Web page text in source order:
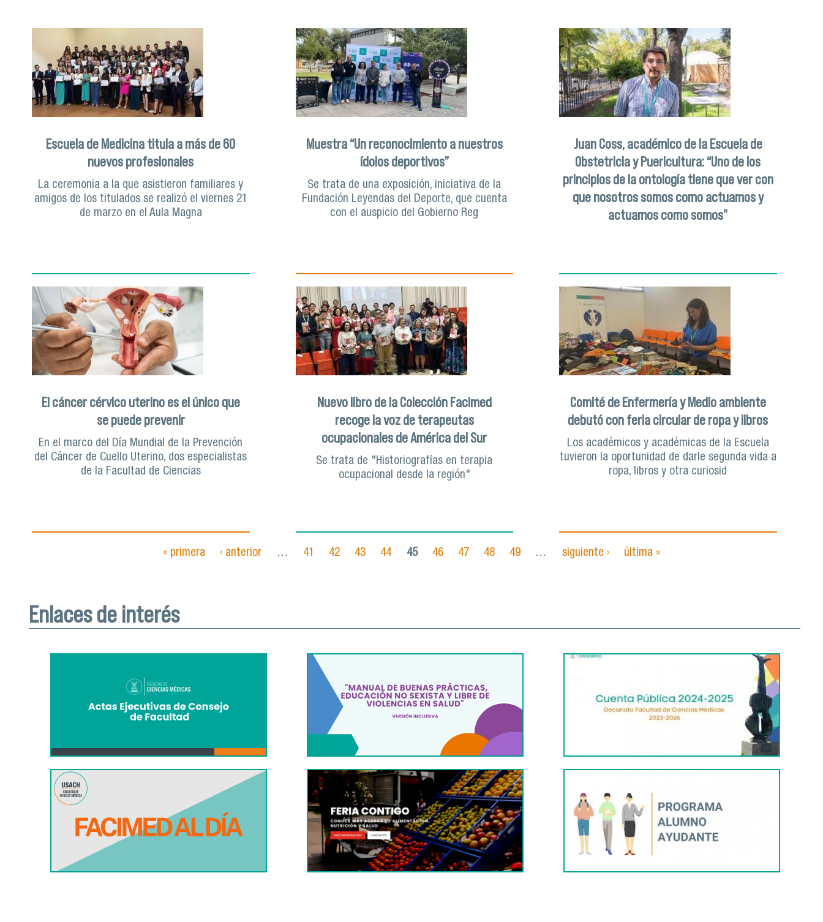
Escuela de Medicina titula a más de 60
nuevos profesionales
La ceremonia a la que asistieron familiares y
amigos de los titulados se realizó el viernes 21
de marzo en el Aula Magna
Muestra “Un reconocimiento a nuestros
ídolos deportivos”
Se trata de una exposición, iniciativa de la
Fundación Leyendas del Deporte, que cuenta
con el auspicio del Gobierno Reg
Juan Coss, académico de la Escuela de
Obstetricia y Puericultura: “Uno de los
principios de la ontología tiene que ver con
que nosotros somos como actuamos y
actuamos como somos”
El cáncer cérvico uterino es el único que
se puede prevenir
En el marco del Día Mundial de la Prevención
del Cáncer de Cuello Uterino, dos especialistas
de la Facultad de Ciencias
Nuevo libro de la Colección Facimed
recoge la voz de terapeutas
ocupacionales de América del Sur
Se trata de "Historiografías en terapia
ocupacional desde la región"
Comité de Enfermería y Medio ambiente
debutó con feria circular de ropa y libros
Los académicos y académicas de la Escuela
tuvieron la oportunidad de darle segunda vida a
ropa, libros y otra curiosid
« primera ‹ anterior … 41 42 43 44 45 46 47 48 49 … siguiente › última »
Enlaces de interés